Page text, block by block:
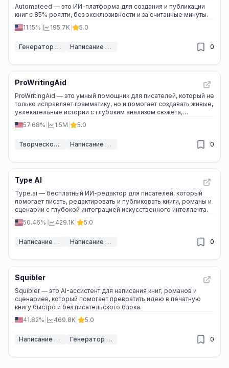
Automateed — это ИИ-платформа для создания и публикации
книг с 85% роялти, без эксклюзивности и за считанные минуты.
11.15%
195.7K 5.0
Генератор электронных книг ИИ Написание книг с помощью ИИ 0
ProWritingAid
ProWritingAid — это умный помощник для писателей, который не
только исправляет грамматику, но и помогает создавать живые,
увлекательные истории с глубоким анализом сюжета,
персонажей и стиля.
57.68% 1.5M 5.0
Творческое письмо с ИИ Написание книг с помощью ИИ 0
Type AI
Type.ai — бесплатный ИИ-редактор для писателей, который
помогает писать, редактировать и публиковать книги, романы и
сценарии с глубокой интеграцией искусственного интеллекта.
50.46%
429.1K 5.0
Написание книг с помощью ИИ Написание сценариев с помощью ИИ 0
Squibler
Squibler — это AI-ассистент для написания книг, романов и
сценариев, который помогает превратить идею в печатную
книгу быстро и без писательского блока.
41.82%
469.8K 5.0
Написание книг с помощью ИИ Генератор историй ИИ 0